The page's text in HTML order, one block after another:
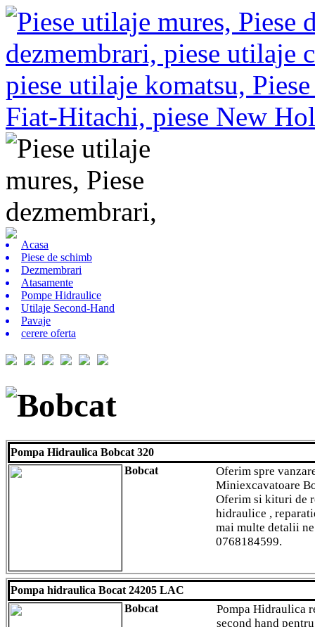
Acasa
Piese de schimb
Dezmembrari
Atasamente
Pompe Hidraulice
Utilaje Second-Hand
Pavaje
cerere oferta
Bobcat
Pompa Hidraulica Bobcat 320
Bobcat
Oferim spre
Miniexcavatoare
Oferim si kituri de
hidraulice ,
mai multe detalii
0768184599.
Pompa hidraulica Bocat 24205 LAC
Bobcat
Pompa Hidraulica
second hand